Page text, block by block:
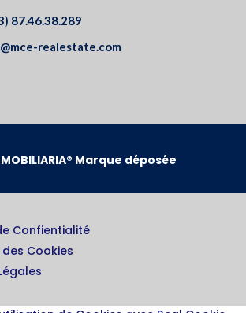
87.46.38.289
realestate.com
Marque déposée
Confientialité
Cookies